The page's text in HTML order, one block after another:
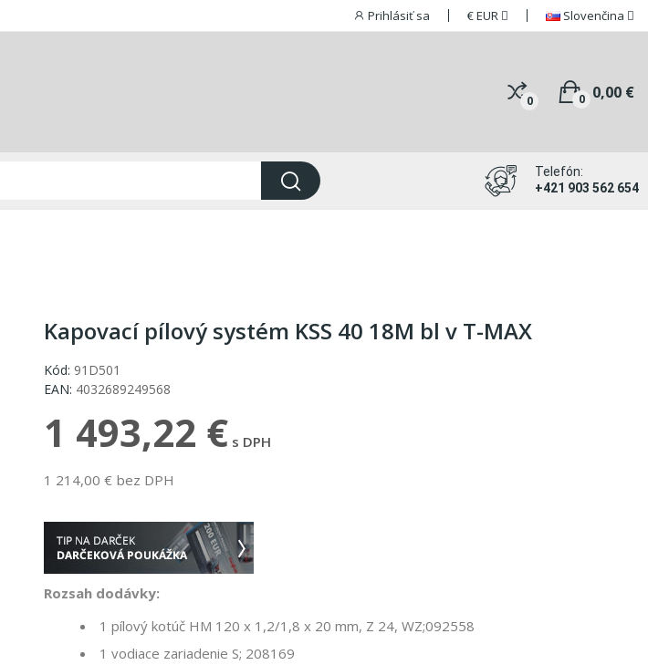
Prihlásiť sa €EUR Slovenčina
0 0,00 €
0
Telefón:
+421 903 562 654
Kapovací pílový systém KSS 40 18M bl v T-MAX
Kód: 91D501
EAN: 4032689249568
1 493,22 € s DPH
1 214,00 € bez DPH
Rozsah dodávky:
1 pílový kotúč HM 120 x 1,2/1,8 x 20 mm, Z 24, WZ;092558
1 vodiace zariadenie S; 208169